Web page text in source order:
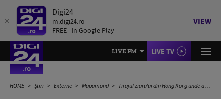
Digi24
m.digi24.ro
FREE - In Google Play
VIEW
LIVE FM LIVE TV
HOME Știri Externe Mapamond Tirajul ziarului din Hong Kong unde au descins 500 de polițiști a crescut de șase ori. Lumea s-a așezat la coadă înainte de răsărit